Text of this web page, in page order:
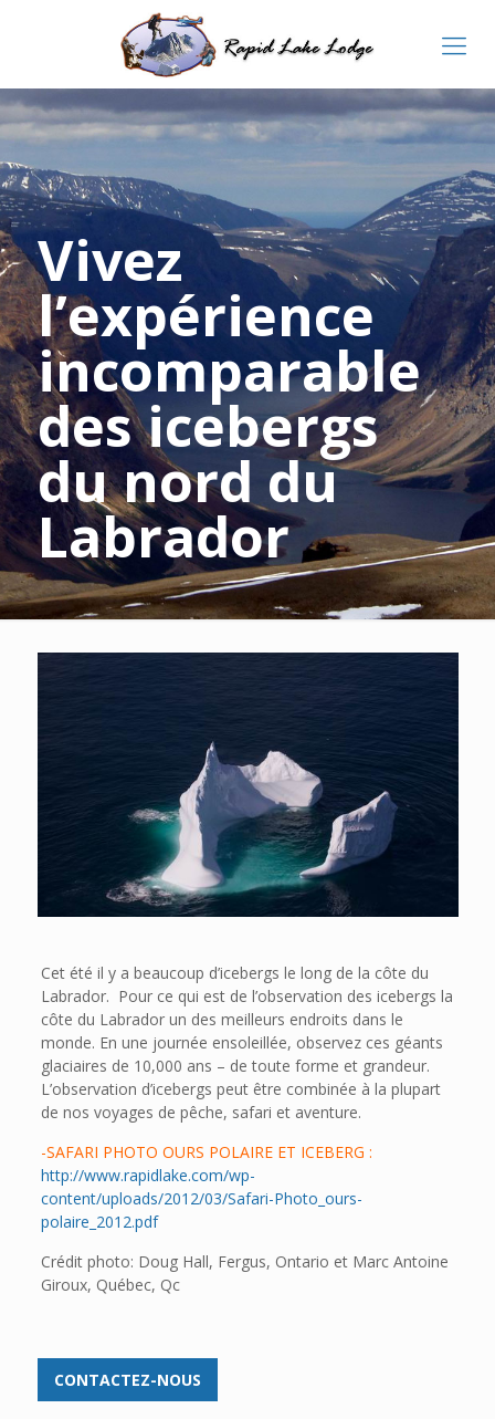
Vivez
l’expérience
incomparable
des icebergs
du nord du
Labrador
Cet été il y a beaucoup d’icebergs le long de la côte du
Labrador. Pour ce qui est de l’observation des icebergs la
côte du Labrador un des meilleurs endroits dans le
monde. En une journée ensoleillée, observez ces géants
glaciaires de 10,000 ans – de toute forme et grandeur.
L’observation d’icebergs peut être combinée à la plupart
de nos voyages de pêche, safari et aventure.
-SAFARI PHOTO OURS POLAIRE ET ICEBERG :
http://www.rapidlake.com/wp-
content/uploads/2012/03/Safari-Photo_ours-
polaire_2012.pdf
Crédit photo: Doug Hall, Fergus, Ontario et Marc Antoine
Giroux, Québec, Qc
CONTACTEZ-NOUS